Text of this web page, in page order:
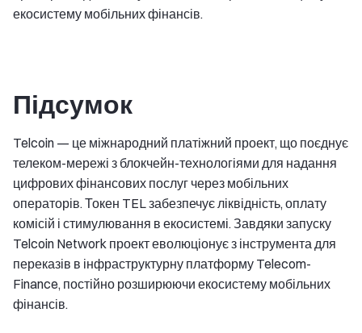
екосистему мобільних фінансів.
Підсумок
Telcoin — це міжнародний платіжний проект, що поєднує
телеком-мережі з блокчейн-технологіями для надання
цифрових фінансових послуг через мобільних
операторів. Токен TEL забезпечує ліквідність, оплату
комісій і стимулювання в екосистемі. Завдяки запуску
Telcoin Network проект еволюціонує з інструмента для
переказів в інфраструктурну платформу Telecom-
Finance, постійно розширюючи екосистему мобільних
фінансів.